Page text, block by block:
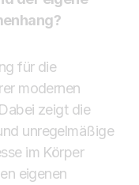
für die
modernen
zeigt die
unregelmäßige
im Körper
eigenen